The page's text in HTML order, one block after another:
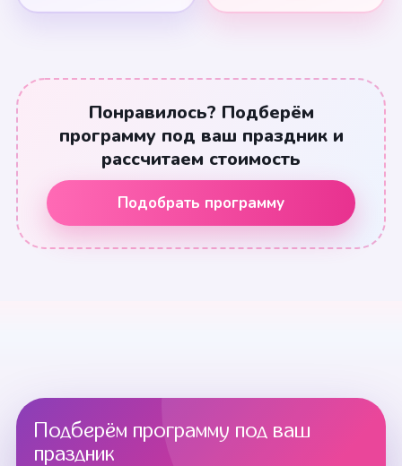
Понравилось? Подберём
программу под ваш праздник и
рассчитаем стоимость
Подобрать программу
Подберём программу под ваш
праздник